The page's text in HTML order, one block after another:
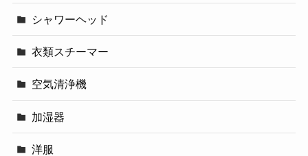
シャワーヘッド
衣類スチーマー
空気清浄機
加湿器
洋服